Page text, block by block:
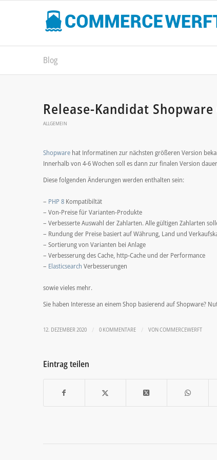
Blog
Release-Kandidat
ALLGEMEIN
Shopwarehat Informatinen zur nächsten größeren Version
Innerhalb von 4-6 Wochen soll es dann zur finalen Version
Diese folgenden Änderungen werden enthalten sein:
– PHP 8Kompatibiltät
– Von-Preise für Varianten-Produkte
– Verbesserte Auswahl der Zahlarten. Alle gültigen Zahlarten
– Rundung der Preise basiert auf Währung, Land und
– Sortierung von Varianten bei Anlage
– Verbesserung des Cache, http-Cache und der Performance
– Elasticsearch Verbesserungen
sowie vieles mehr.
Sie haben Interesse an einem Shop basierend auf Shopware?
12. DEZEMBER 2020 / 0 KOMMENTARE / VONCOMMERCEWERFT
Eintrag teilen